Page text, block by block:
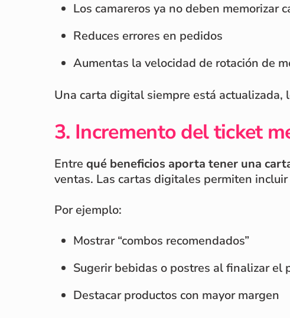
Los camareros ya no deben memorizar
Reduces errores en pedidos
Aumentas la velocidad de rotación de
Una carta digital siempre está actualizada,
3. Incremento del ticket
Entre qué beneficios aporta tener una
ventas. Las cartas digitales permiten
Por ejemplo:
Mostrar “combos recomendados”
Sugerir bebidas o postres al finalizar el
Destacar productos con mayor margen